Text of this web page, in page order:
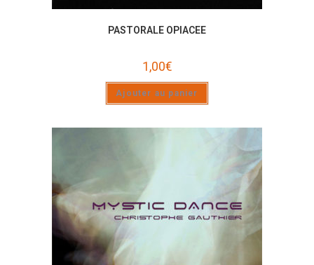
PASTORALE OPIACEE
1,00€
Ajouter au panier